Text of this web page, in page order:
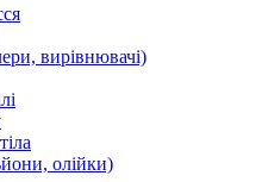
вирівнювачі)
олійки)